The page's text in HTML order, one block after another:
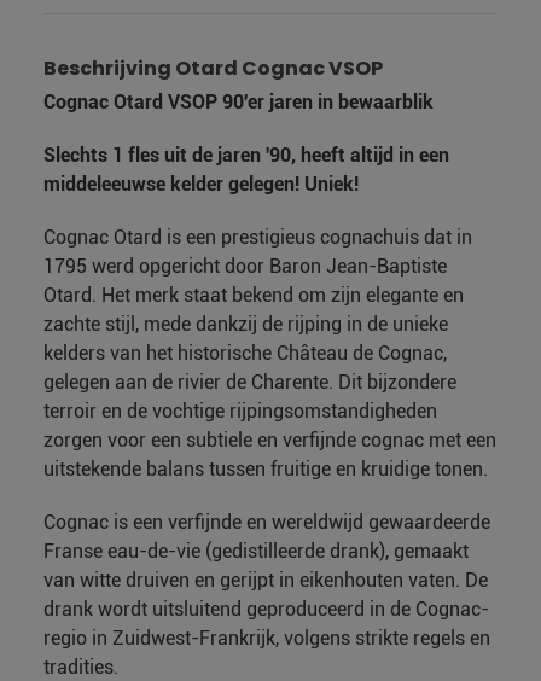
Beschrijving Otard Cognac VSOP
Cognac Otard VSOP 90'er jaren in bewaarblik
Slechts 1 fles uit de jaren '90, heeft altijd in een
middeleeuwse kelder gelegen! Uniek!
Cognac Otard is een prestigieus cognachuis dat in
1795 werd opgericht door Baron Jean-Baptiste
Otard. Het merk staat bekend om zijn elegante en
zachte stijl, mede dankzij de rijping in de unieke
kelders van het historische Château de Cognac,
gelegen aan de rivier de Charente. Dit bijzondere
terroir en de vochtige rijpingsomstandigheden
zorgen voor een subtiele en verfijnde cognac met een
uitstekende balans tussen fruitige en kruidige tonen.
Cognac is een verfijnde en wereldwijd gewaardeerde
Franse eau-de-vie (gedistilleerde drank), gemaakt
van witte druiven en gerijpt in eikenhouten vaten. De
drank wordt uitsluitend geproduceerd in de Cognac-
regio in Zuidwest-Frankrijk, volgens strikte regels en
tradities.